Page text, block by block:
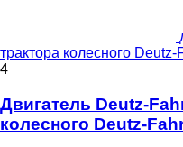
трактора колесного
4
Двигатель Deutz-
колесного Deutz-